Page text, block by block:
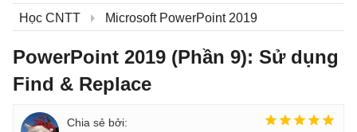
Học CNTT Microsoft PowerPoint 2019
PowerPoint 2019 (Phần 9): Sử dụng
Find & Replace